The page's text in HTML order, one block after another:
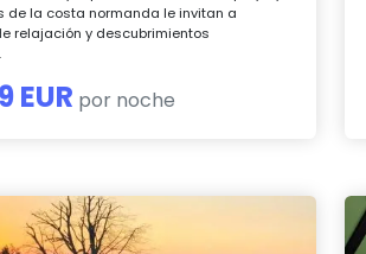
de la costa normanda le invitan a
relajación y descubrimientos
EUR por noche